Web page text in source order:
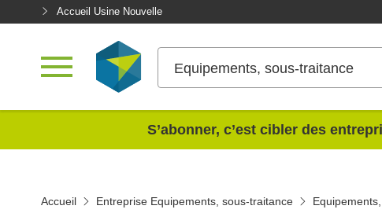
Accueil Usine Nouvelle
Equipements, sous-traitance
S’abonner, c’est cibler des
Accueil Entreprise Equipements, sous-traitance